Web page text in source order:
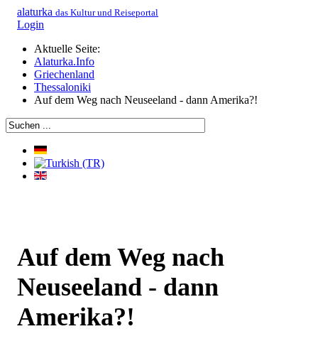
alaturka das Kultur und Reiseportal
Login
Aktuelle Seite:
Alaturka.Info
Griechenland
Thessaloniki
Auf dem Weg nach Neuseeland - dann Amerika?!
Auf dem Weg nach
Neuseeland - dann
Amerika?!